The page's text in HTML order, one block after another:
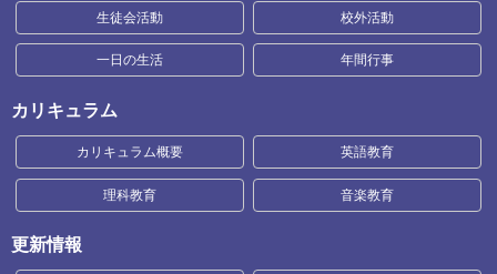
生徒会活動 校外活動
一日の生活 年間行事
カリキュラム
カリキュラム概要 英語教育
理科教育 音楽教育
更新情報